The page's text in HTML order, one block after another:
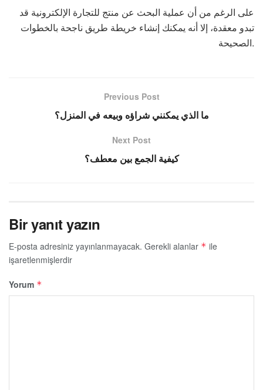
على الرغم من أن عملية البحث عن منتج للتجارة الإلكترونية قد
تبدو معقدة، إلا أنه يمكنك إنشاء خريطة طريق ناجحة بالخطوات
الصحيحة.
Previous Post
ما الذي يمكنني شراؤه وبيعه في المنزل؟
Next Post
كيفية الجمع بين معطف؟
Bir yanıt yazın
E-posta adresiniz yayınlanmayacak. Gerekli alanlar * ile
işaretlenmişlerdir
Yorum *